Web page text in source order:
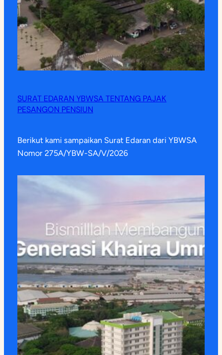
SURAT EDARAN YBWSA TENTANG PAJAK
PESANGON PENSIUN
Berikut kami sampaikan Surat Edaran dari YBWSA
Nomor 275A/YBW-SA/V/2026